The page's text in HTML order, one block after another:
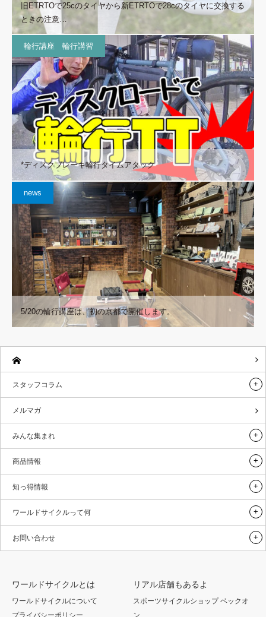
旧ETRTOで25cのタイヤから新ETRTOで28cのタイヤに交換する
ときの注意…
輪行講座 輪行講習
*ディスクブレーキ輪行タイムアタック
news
5/20の輪行講座は、初の京都で開催します。
スタッフコラム
メルマガ
みんな集まれ
商品情報
知っ得情報
ワールドサイクルって何
お問い合わせ
ワールドサイクルとは
ワールドサイクルについて
プライバシーポリシー
リアル店舗もあるよ
スポーツサイクルショップ ベックオ
ン